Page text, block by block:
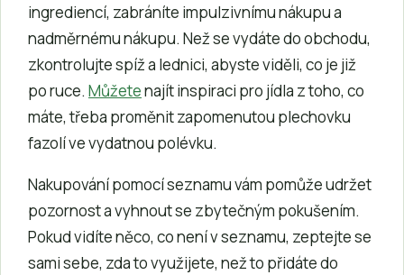
ingrediencí, zabráníte impulzivnímu nákupu a
nadměrnému nákupu. Než se vydáte do obchodu,
zkontrolujte spíž a lednici, abyste viděli, co je již
po ruce. Můžetenajít inspiraci pro jídla z toho, co
máte, třeba proměnit zapomenutou plechovku
fazolí ve vydatnou polévku.
Nakupování pomocí seznamu vám pomůže udržet
pozornost a vyhnout se zbytečným pokušením.
Pokud vidíte něco, co není v seznamu, zeptejte se
sami sebe, zda to využijete, než to přidáte do